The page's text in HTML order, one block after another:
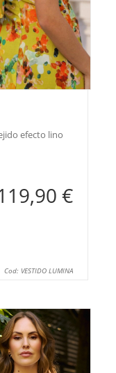
efecto lino
€
Cod: VESTIDO LUMINA